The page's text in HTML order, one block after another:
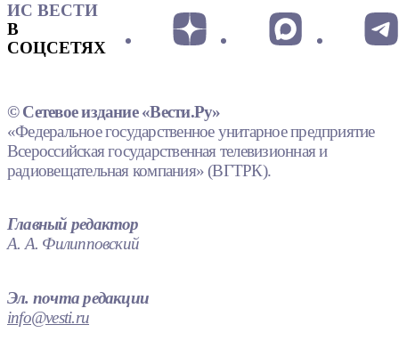
ИС ВЕСТИ
В
СОЦСЕТЯХ
© Сетевое издание «Вести.Ру»
«Федеральное государственное унитарное предприятие
Всероссийская государственная телевизионная и
радиовещательная компания» (ВГТРК).
Главный редактор
А. А. Филипповский
Эл. почта редакции
info@vesti.ru